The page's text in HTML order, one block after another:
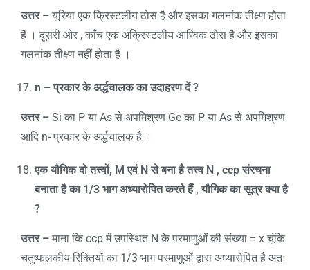
उत्तर – यूरिया एक क्रिस्टलीय ठोस है और इसका गलनांक तीक्ष्ण होता
है । दूसरी ओर , काँच एक अक्रिस्टलीय आण्विक ठोस है और इसका
गलनांक तीक्ष्ण नहीं होता है ।
n –प्रकार के अर्द्धचालक का उदाहरण दें?
उत्तर – Si का P या As से अपमिश्रण Ge का P या As से अपमिश्रण
आदि n- प्रकार के अर्द्धचालक है ।
एक यौगिक दो तत्त्वों, Mएवं Nसे बना है तत्त्व N , ccpसंरचना
बनाता है का 1/3 भाग अध्यारोपित करते हैं,यौगिक का सूत्र क्या है
?
उत्तर – माना कि ccp में उपस्थित N के परमाणुओं की संख्या = x चूंकि
चतुष्फलकीय रिक्तियों का 1/3 भाग परमाणुओं द्वारा अध्यारोपित है अतः